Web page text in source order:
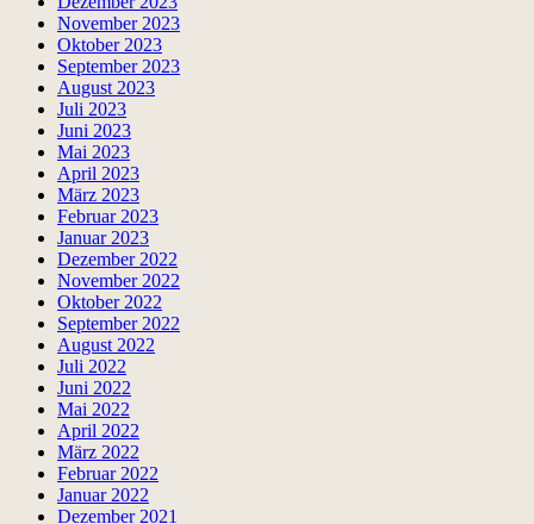
November 2023
Oktober 2023
September 2023
August 2023
Juli 2023
Juni 2023
Mai 2023
April 2023
März 2023
Februar 2023
Januar 2023
Dezember 2022
November 2022
Oktober 2022
September 2022
August 2022
Juli 2022
Juni 2022
Mai 2022
April 2022
März 2022
Februar 2022
Januar 2022
Dezember 2021